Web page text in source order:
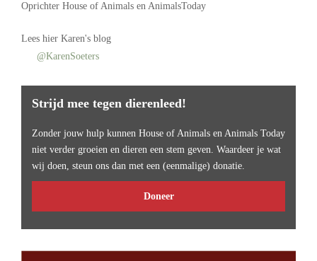
Oprichter House of Animals en AnimalsToday
Lees hier Karen's blog
@KarenSoeters
Strijd mee tegen dierenleed!
Zonder jouw hulp kunnen House of Animals en Animals Today
niet verder groeien en dieren een stem geven. Waardeer je wat
wij doen, steun ons dan met een (eenmalige) donatie.
Doneer